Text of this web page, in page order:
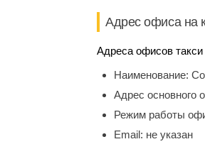
Адрес офиса на
Адреса офисов
Наименование:
Адрес основного
Режим работы
Email: не указан